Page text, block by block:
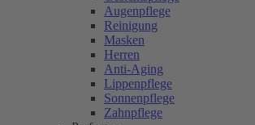
Augenpflege
Reinigung
Masken
Herren
Anti-Aging
Lippenpflege
Sonnenpflege
Zahnpflege